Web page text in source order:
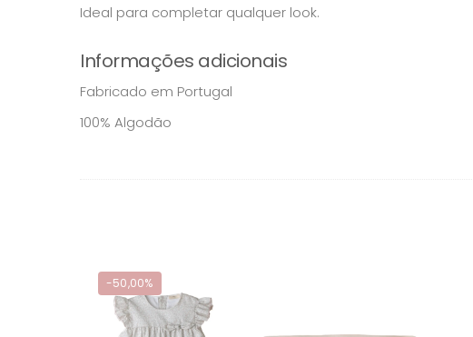
Ideal para completar qualquer look.
Informações adicionais
Fabricado em Portugal
100% Algodão
-50,00%